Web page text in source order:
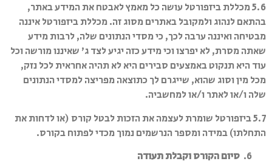
5.6 מכללת ביזפורטל עושה כל מאמץ לאבטח את המידע באתר,
בהתאם לנהוג ולמקובל באתרים מסוג זה. מכללת ביזפורטל איננה
מבטיחה ואיננה ערבה לכך, כי מסדי הנתונים שלה, לרבות מידע
שאתה מסרת, לא יפרצו וכי מידע כזה יגיע לצד ג’ שאיננו מורשה וכל
עוד היא תנקוט באמצעים סבירים היא לא תהיה אחראית לכל נזק,
מכל מין וסוג שהוא, שייגרם לך כתוצאה מפריצה למסדי הנתונים
שלה ו/או לאתר ו/או למחשביה.
5.7 ביזפורטל שומרת לעצמה את הזכות לבטל קורס (או לדחות את
התחלתו) במידה ומספר הנרשמים נמוך מכדי לפתוח בקורס.
סיום הקורס וקבלת תעודה